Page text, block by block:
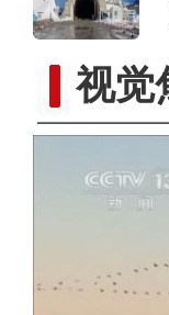
视觉